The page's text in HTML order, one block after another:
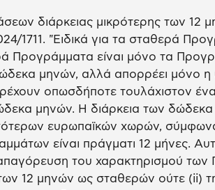
διάρκειας μικρότερης των 12
1711. "Ειδικά για τα σταθερά
Προγράμματα είναι μόνο τα
μηνών, αλλά απορρέει μόνο
οπωσδήποτε τουλάχιστον
μηνών. Η διάρκεια των
ευρωπαϊκών χωρών,
είναι πράγματι 12 μήνες.
του χαρακτηρισμού
των 12 μηνών ως σταθερών ούτε (ii)